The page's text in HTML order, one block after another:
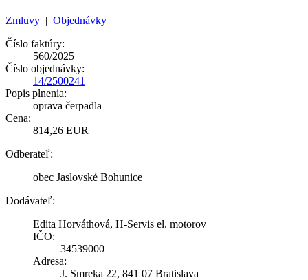
Zmluvy | Objednávky
Číslo faktúry:
560/2025
Číslo objednávky:
14/2500241
Popis plnenia:
oprava čerpadla
Cena:
814,26 EUR
Odberateľ:
obec Jaslovské Bohunice
Dodávateľ:
Edita Horváthová, H-Servis el. motorov
IČO:
34539000
Adresa:
J. Smreka 22, 841 07 Bratislava